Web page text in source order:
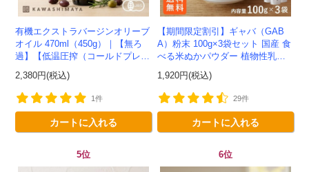
有機エクストラバージンオリーブ
オイル 470ml（450g）｜【無ろ
過】【低温圧搾（コールドプレ
ス）製法】イタリア産-かわしま
屋-
2,380円(税込)
1件
カートに入れる
【期間限定割引】ギャバ（GAB
A）粉末 100g×3袋セット 国産 食
べる米ぬかパウダー 植物性乳酸
菌発酵 -かわしま屋- 【送料無
料】*メール便での発送...
1,920円(税込)
29件
カートに入れる
5位 6位